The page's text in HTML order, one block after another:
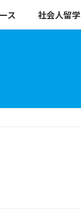
ス 社会人留学